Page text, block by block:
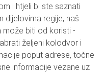
i htjeli bi ste saznati
dijelovima regije, naš
biti od koristi -
željeni kolodvor i
poput adrese, točne
informacije vezane uz